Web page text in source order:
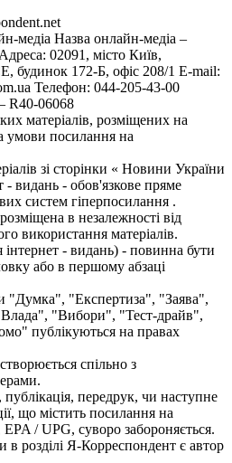
медіа Назва онлайн-медіа –
02091, місто Київ,
172-Б, офіс 208/1 E-mail:
Телефон: 044-205-43-00
R40-06068
матеріалів, розміщених на
умови посилання на
зі сторінки « Новини України
- видань - обов'язкове пряме
систем гіперпосилання .
в незалежності від
використання матеріалів.
інтернет - видань) - повинна бути
або в першому абзаці
"Думка", "Експертиза", "Заява",
"Вибори", "Тест-драйв",
публікуються на правах
спільно з
передрук, чи наступне
що містить посилання на
/ UPG, суворо забороняється.
в розділі Я-Корреспондент є автор